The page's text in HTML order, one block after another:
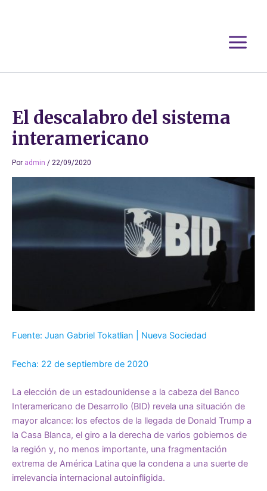
El descalabro del sistema
interamericano
Por admin / 22/09/2020
Fuente: Juan Gabriel Tokatlian | Nueva Sociedad
Fecha: 22 de septiembre de 2020
La elección de un estadounidense a la cabeza del Banco
Interamericano de Desarrollo (BID) revela una situación de
mayor alcance: los efectos de la llegada de Donald Trump a
la Casa Blanca, el giro a la derecha de varios gobiernos de
la región y, no menos importante, una fragmentación
extrema de América Latina que la condena a una suerte de
irrelevancia internacional autoinfligida.